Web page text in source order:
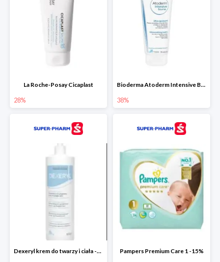
La Roche-Posay Cicaplast
28%
Bioderma Atoderm Intensive Baume
38%
Dexeryl krem do twarzy i ciała -32% Pampers Premium Care 1 -15%